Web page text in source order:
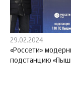
29.02.2024
«Россети»
подстанцию